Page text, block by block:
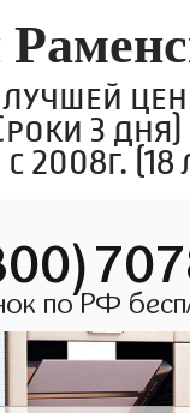
лучшей
3 дня)
2008г. (18
по РФ